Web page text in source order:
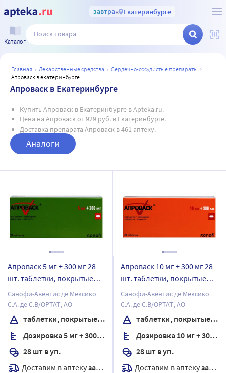
завтрав Екатеринбурге
Каталог
главная лекарственные средства
сердечно-сосудистые препараты
апроваск в екатеринбурге
Апроваск в Екатеринбурге
Купить Апроваск в Екатеринбурге в Apteka.ru.
Цена на Апроваск от 929 руб. в Екатеринбурге.
Доставка препарата Апроваск в 461 аптеку.
Аналоги
Апроваск 5 мг + 300 мг 28
шт. таблетки, покрытые
пленочной оболочкой
Санофи-Авентис де Мексико
С.А. де С.В/ОРТАТ, АО
таблетки, покрытые пленочной оболочкой
Дозировка 5 мг + 300 мг
28 шт в уп.
Доставим в аптекузавтра
Апроваск 10 мг + 300 мг 28
шт. таблетки, покрытые
пленочной оболочкой
Санофи-Авентис де Мексико
С.А. де С.В/ОРТАТ, АО
таблетки, покрытые пленочной оболочкой
Дозировка 10 мг + 300 мг
28 шт в уп.
Доставим в аптекузавтра